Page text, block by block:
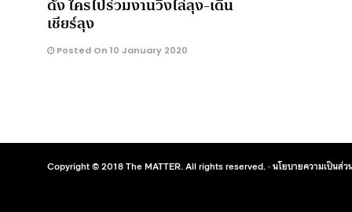
เชียร์ลุง
Posted On 10 January 2020
Copyright © 2018 The MATTER. All rights reserved. ·นโยบายความเป็นส่ว